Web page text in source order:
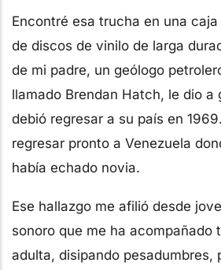
Encontré esa trucha en una
de discos de vinilo de larga
de mi padre, un geólogo
llamado Brendan Hatch, le dio a
debió regresar a su país en
regresar pronto a Venezuela
había echado novia.
Ese hallazgo me afilió desde
sonoro que me ha acompañado
adulta, disipando pesadumbres,